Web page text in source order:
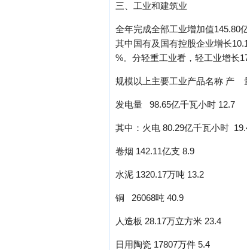
三、工业和建筑业
全年完成全部工业增加值145.80
其中国有及国有控股企业增长
%。分轻重工业看，轻工业增长
规模以上主要工业产品名称 产
发电量 98.65亿千瓦小时 12.7
其中：火电 80.29亿千瓦小时
卷烟 142.11亿支 8.9
水泥 1320.17万吨 13.2
铜 26068吨 40.9
人造板 28.17万立方米 23.4
日用陶瓷 17807万件 5.4